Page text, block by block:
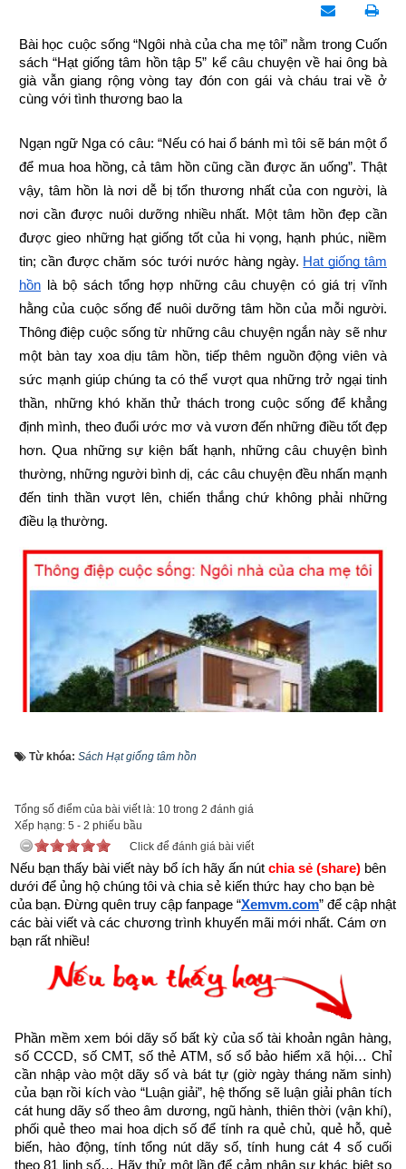
Bài học cuộc sống “Ngôi nhà của cha mẹ tôi” nằm trong Cuốn
sách “Hạt giống tâm hồn tập 5” kể câu chuyện về hai ông bà
già vẫn giang rộng vòng tay đón con gái và cháu trai về ở
cùng với tình thương bao la
Ngạn ngữ Nga có câu: “Nếu có hai ổ bánh mì tôi sẽ bán một ổ
để mua hoa hồng, cả tâm hồn cũng cần được ăn uống”. Thật
vậy, tâm hồn là nơi dễ bị tổn thương nhất của con người, là
nơi cần được nuôi dưỡng nhiều nhất. Một tâm hồn đẹp cần
được gieo những hạt giống tốt của hi vọng, hạnh phúc, niềm
tin; cần được chăm sóc tưới nước hàng ngày. Hạt giống tâm
hồn là bộ sách tổng hợp những câu chuyện có giá trị vĩnh
hằng của cuộc sống để nuôi dưỡng tâm hồn của mỗi người.
Thông điệp cuộc sống từ những câu chuyện ngắn này sẽ như
một bàn tay xoa dịu tâm hồn, tiếp thêm nguồn động viên và
sức mạnh giúp chúng ta có thể vượt qua những trở ngại tinh
thần, những khó khăn thử thách trong cuộc sống để khẳng
định mình, theo đuổi ước mơ và vươn đến những điều tốt đẹp
hơn. Qua những sự kiện bất hạnh, những câu chuyện bình
thường, những người bình dị, các câu chuyện đều nhấn mạnh
đến tinh thần vượt lên, chiến thắng chứ không phải những
điều lạ thường.
Với mong muốn góp một phần nhỏ bé lan truyền những thông
điệp tích cực truyền cảm hứng về cuộc sống, tình yêu nhằm
giúp những người đang tuyệt vọng bế tắc trong cuộc sống trở
lên mạnh mẽ hơn, giúp họ vực dậy tinh thần, vượt qua nghịch
cảnh để viết tiếp hành trình ước mơ, đạt được thành công
trong cuộc sống,
giả trọn bộ 11
cuốn sách Hạt giống tâm hồn
https://xemvm.com/thu-vien-ebooks/sach-ky-nang-song/link-
tai-sach-hat-giong-tam-hon-pdf-10.html
để tải về Ebook Sách Hạt giống tâm hồn hoặc liên hệ Zalo:
0926.138.186 để nhận trực tiếp file pdf.
Sau đây là Câu chuyện về Ngôi nhà của cha mẹ tôi được
trích từ Cuốn “Hạt giống tâm hồn tập 5” của nhà xuất bản tổng
Từ khóa: Sách Hạt giống tâm hồn
Tổng số điểm của bài viết là: 10 trong 2 đánh giá
Xếp hạng: 5 - 2 phiếu bầu
Click để đánh giá bài viết
Nếu bạn thấy bài viết này bổ ích hãy ấn nút chia sẻ (share) bên
dưới để ủng hộ chúng tôi và chia sẻ kiến thức hay cho bạn bè
của bạn. Đừng quên truy cập fanpage “Xemvm.com” để cập nhật
các bài viết và các chương trình khuyến mãi mới nhất. Cám ơn
bạn rất nhiều!
Phần mềm xem bói dãy số bất kỳ của số tài khoản ngân hàng,
số CCCD, số CMT, số thẻ ATM, số sổ bảo hiểm xã hội… Chỉ
cần nhập vào một dãy số và bát tự (giờ ngày tháng năm sinh)
của bạn rồi kích vào “Luận giải”, hệ thống sẽ luận giải phân tích
cát hung dãy số theo âm dương, ngũ hành, thiên thời (vận khí),
phối quẻ theo mai hoa dịch số để tính ra quẻ chủ, quẻ hỗ, quẻ
biến, hào động, tính tổng nút dãy số, tính hung cát 4 số cuối
theo 81 linh số… Hãy thử một lần để cảm nhận sự khác biệt so